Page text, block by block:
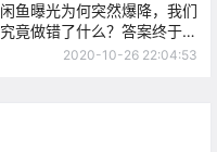
闲鱼曝光为何突然爆降，我们
究竟做错了什么？答案终于找
到了
2020-10-26 22:04:53